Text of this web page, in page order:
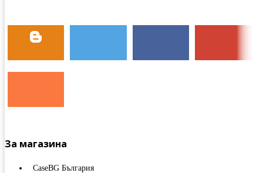
За магазина
CaseBG България